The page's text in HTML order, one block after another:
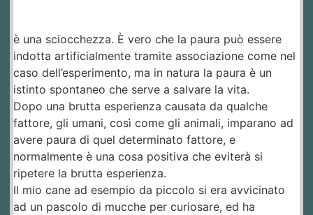
è una sciocchezza. È vero che la paura può essere
indotta artificialmente tramite associazione come nel
caso dell’esperimento, ma in natura la paura è un
istinto spontaneo che serve a salvare la vita.
Dopo una brutta esperienza causata da qualche
fattore, gli umani, così come gli animali, imparano ad
avere paura di quel determinato fattore, e
normalmente è una cosa positiva che eviterà si
ripetere la brutta esperienza.
Il mio cane ad esempio da piccolo si era avvicinato
ad un pascolo di mucche per curiosare, ed ha